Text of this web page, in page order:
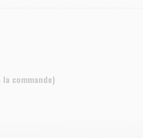
commande)